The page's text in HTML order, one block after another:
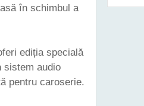
în schimbul a
ediția specială
sistem audio
pentru caroserie.